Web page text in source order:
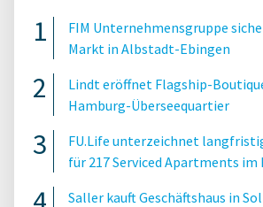
FIM Unternehmensgruppe
Markt in Albstadt-Ebingen
Lindt eröffnet Flagship-
Hamburg-Überseequartier
FU.Life unterzeichnet
für 217 Serviced Apartments
Saller kauft Geschäftshaus in